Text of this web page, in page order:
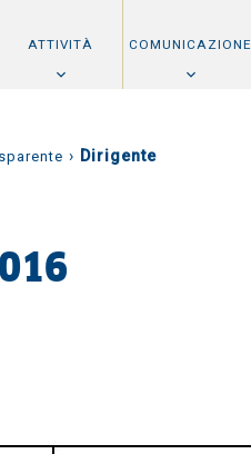
ATTIVITÀ COMUNICAZIONE
› Dirigente